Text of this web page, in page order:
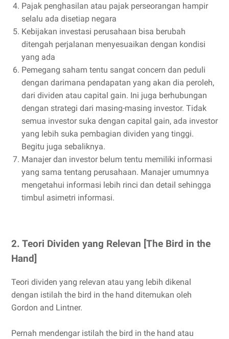
Pajak penghasilan atau pajak perseorangan hampir
selalu ada disetiap negara
Kebijakan investasi perusahaan bisa berubah
ditengah perjalanan menyesuaikan dengan kondisi
yang ada
Pemegang saham tentu sangat concern dan peduli
dengan darimana pendapatan yang akan dia peroleh,
dari dividen atau capital gain. Ini juga berhubungan
dengan strategi dari masing-masing investor. Tidak
semua investor suka dengan capital gain, ada investor
yang lebih suka pembagian dividen yang tinggi.
Begitu juga sebaliknya.
Manajer dan investor belum tentu memiliki informasi
yang sama tentang perusahaan. Manajer umumnya
mengetahui informasi lebih rinci dan detail sehingga
timbul asimetri informasi.
2. Teori Dividen yang Relevan [The Bird in the
Hand]
Teori dividen yang relevan atau yang lebih dikenal
dengan istilah the bird in the hand ditemukan oleh
Gordon and Lintner.
Pernah mendengar istilah the bird in the hand atau